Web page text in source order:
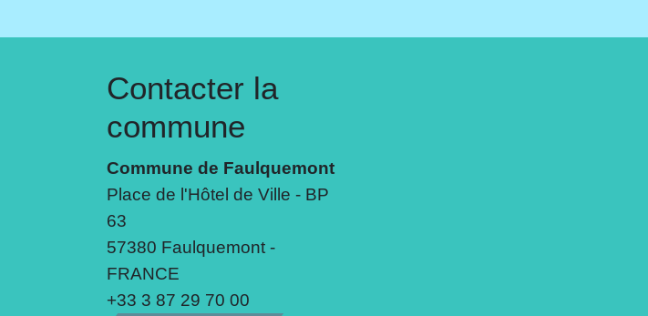
Contacter la
commune
Commune de Faulquemont
Place de l'Hôtel de Ville - BP
63
57380 Faulquemont -
FRANCE
+33 3 87 29 70 00